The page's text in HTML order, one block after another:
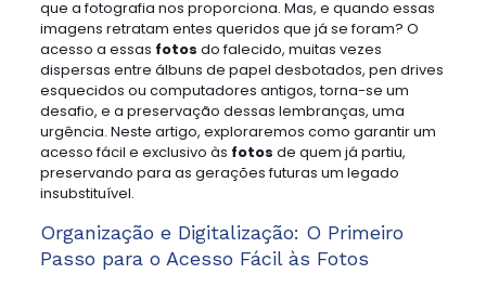
que a fotografia nos proporciona. Mas, e quando essas
imagens retratam entes queridos que já se foram? O
acesso a essas fotos do falecido, muitas vezes
dispersas entre álbuns de papel desbotados, pen drives
esquecidos ou computadores antigos, torna-se um
desafio, e a preservação dessas lembranças, uma
urgência. Neste artigo, exploraremos como garantir um
acesso fácil e exclusivo às fotos de quem já partiu,
preservando para as gerações futuras um legado
insubstituível.
Organização e Digitalização: O Primeiro
Passo para o Acesso Fácil às Fotos